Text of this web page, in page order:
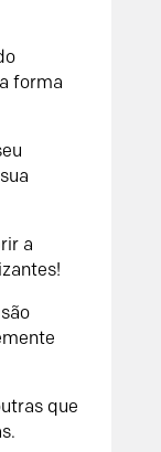
forma
a
que